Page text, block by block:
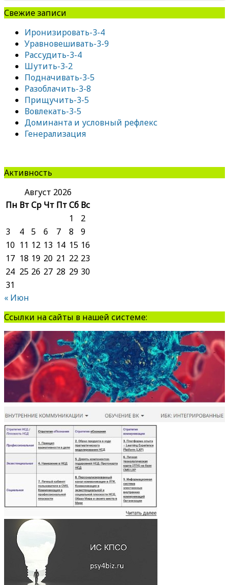
Свежие записи
Иронизировать-3-4
Уравновешивать-3-9
Рассудить-3-4
Шутить-3-2
Подначивать-3-5
Разоблачить-3-8
Прищучить-3-5
Вовлекать-3-5
Доминанта и условный рефлекс
Генерализация
Активность
Август 2026
Пн ВтСр Чт ПтСб Вс
1
2
3
4 5 6 7 8
9
10 11 12 13 14 15 16
17 18 19 20 21 22 23
24 25 26 27 28 29 30
31
« Июн
Ссылки на сайты в нашей системе: